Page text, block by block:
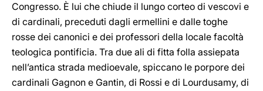
Congresso. È lui che chiude il lungo corteo di vescovi e
di cardinali, preceduti dagli ermellini e dalle toghe
rosse dei canonici e dei professori della locale facoltà
teologica pontificia. Tra due ali di fitta folla assiepata
nell’antica strada medioevale, spiccano le porpore dei
cardinali Gagnon e Gantin, di Rossi e di Lourdusamy, di